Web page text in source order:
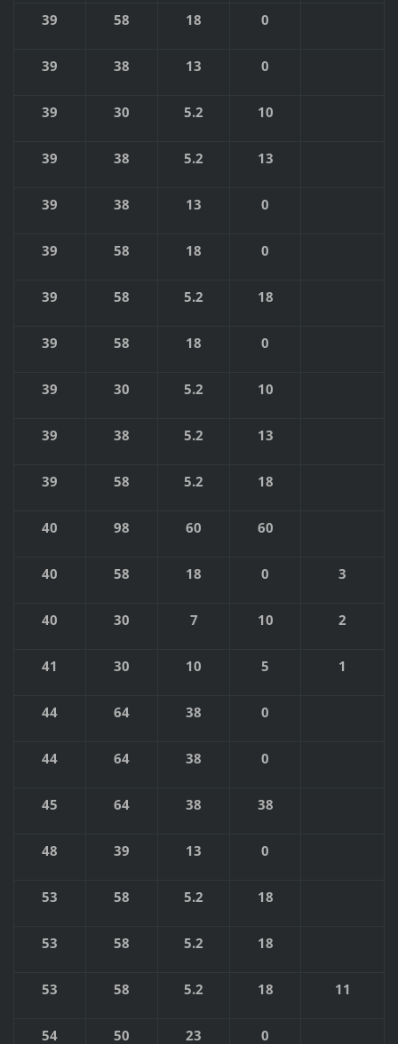
39 58 18 0
39 38 13 0
39 30 5.2 10
39 38 5.2 13
39 38 13 0
39 58 18 0
39 58 5.2 18
39 58 18 0
39 30 5.2 10
39 38 5.2 13
39 58 5.2 18
40 98 60 60
40 58 18 0 3
40 30 7 10 2
41 30 10 5 1
44 64 38 0
44 64 38 0
45 64 38 38
48 39 13 0
53 58 5.2 18
53 58 5.2 18
53 58 5.2 18 11
54 50 23 0